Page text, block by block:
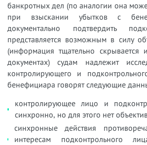
банкротных дел (по аналогии она
при взыскании убытков с
документально подтвердить
представляется возможным в силу
(информация тщательно скрывается
документах) судам надлежит
контролирующего и
бенефициара говорят следующие
контролирующее лицо и
синхронно, но для этого нет
синхронные действия
интересам подконтрольного